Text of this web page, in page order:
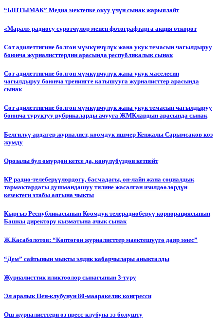
“ЫНТЫМАК” Медиа мектепке окуу үчүн сынак жарыялайт
«Марал» радиосу сүрөтчүлөр менен фотографтарга акция өткөрөт
Сот адилеттигине болгон мүмкүнчүлүк жана укук темасын чагылдыруу
боюнча журналисттердин арасында республикалык сынак
Сот адилеттигине болгон мүмкүнчүлүк жана укук маселесин
чагылдыруу боюнча тренингге катышууга журналисттер арасында
сынак
Сот адилеттигине болгон мүмкүнчүлүк жана укук темасын чагылдыруу
боюнча туруктуу рубрикаларды ачууга ЖМКлардын арасында сынак
Белгилүү ардагер журналист, коомдук ишмер Кенжалы Сарымсаков көз
жумду
Орозалы бул өмүрдөн кетсе да, көңүлүбүздөн кетпейт
КР радио-телеберүүлөрдөгү, басмадагы, он-лайн жана социалдык
тармактардагы душмандашуу тилине жасалган изилдөөлөрдүн
кезектеги этабы аягына чыкты
Кыргыз Республикасынын Коомдук телерадиоберүү корпорациясынын
Башкы директору кызматына ачык сынак
Ж.Касаболотов: “Көптөгөн журналисттер маектешүүгө даяр эмес”
“Дем” сайтынын мыкты элдик кабарчылары аныкталды
Журналисттик иликтөөлөр сынагынын 3-туру
Эл аралык Пен-клубунун 80-мааракелик конгресси
Ош журналисттери өз пресс-клубуна ээ болушту